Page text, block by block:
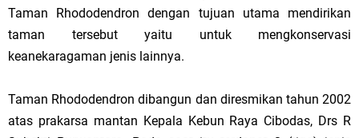
Taman Rhododendron dengan tujuan utama mendirikan
taman tersebut yaitu untuk mengkonservasi
keanekaragaman jenis lainnya.
Taman Rhododendron dibangun dan diresmikan tahun 2002
atas prakarsa mantan Kepala Kebun Raya Cibodas, Drs R